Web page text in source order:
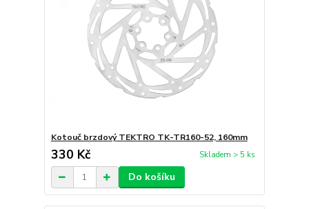
Kotouč brzdový TEKTRO TK-TR160-52, 160mm
330 Kč Skladem > 5 ks
Do košíku